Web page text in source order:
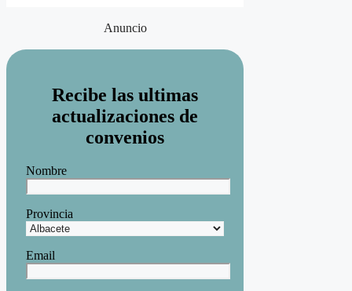
Anuncio
Recibe las ultimas
actualizaciones de
convenios
Nombre
Provincia
Email